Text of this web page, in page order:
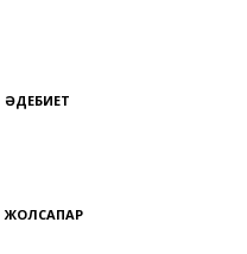
ӘДЕБИЕТ
ЖОЛСАПАР